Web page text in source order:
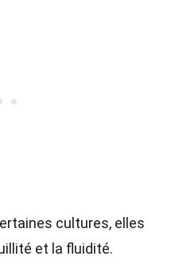
cultures, elles
et la fluidité.